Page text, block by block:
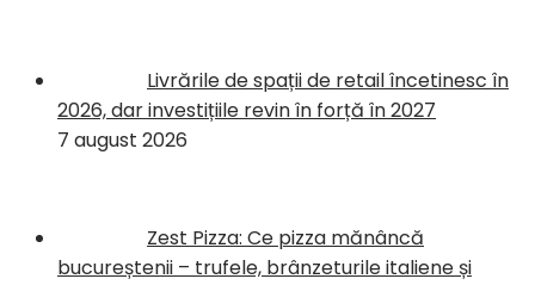
Livrările de spații de retail încetinesc în
2026, dar investițiile revin în forță în 2027
7 august 2026
Zest Pizza: Ce pizza mănâncă
bucureștenii – trufele, brânzeturile italiene și